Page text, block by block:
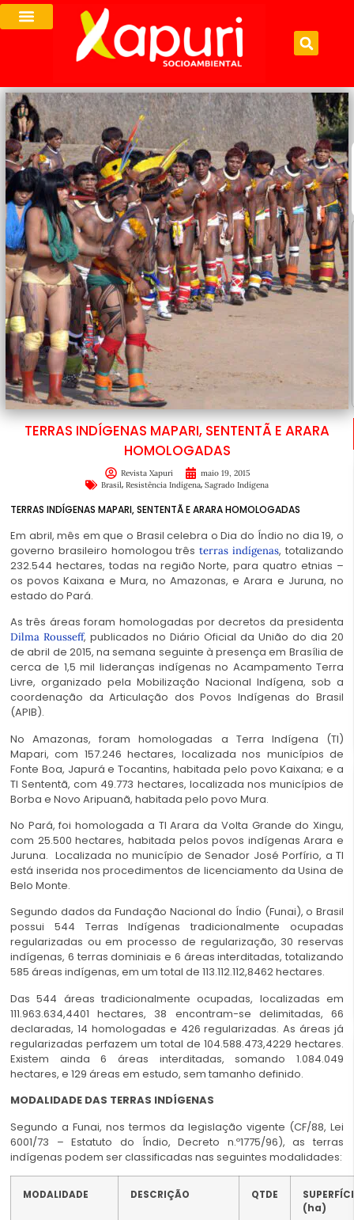
TERRAS INDÍGENAS MAPARI, SENTENTÃ E ARARA
HOMOLOGADAS
Revista Xapuri
maio 19, 2015
Brasil, Resistência Indígena, Sagrado Indígena
TERRAS INDÍGENAS MAPARI, SENTENTÃ E ARARA HOMOLOGADAS
Em abril, mês em que o Brasil celebra o Dia do Índio no dia 19, o
governo brasileiro homologou trêsterras indígenas, totalizando
232.544 hectares, todas na região Norte, para quatro etnias –
os povos Kaixana e Mura, no Amazonas, e Arara e Juruna, no
estado do Pará.
As três áreas foram homologadas por decretos da presidenta
Dilma Rousseff, publicados no Diário Oficial da União do dia 20
de abril de 2015, na semana seguinte à presença em Brasília de
cerca de 1,5 mil lideranças indígenas no Acampamento Terra
Livre, organizado pela Mobilização Nacional Indígena, sob a
coordenação da Articulação dos Povos Indígenas do Brasil
(APIB).
No Amazonas, foram homologadas a Terra Indígena (TI)
Mapari, com 157.246 hectares, localizada nos municípios de
Fonte Boa, Japurá e Tocantins, habitada pelo povo Kaixana; e a
TI Sententã, com 49.773 hectares, localizada nos municípios de
Borba e Novo Aripuanã, habitada pelo povo Mura.
No Pará, foi homologada a TI Arara da Volta Grande do Xingu,
com 25.500 hectares, habitada pelos povos indígenas Arara e
Juruna. Localizada no município de Senador José Porfírio, a TI
está inserida nos procedimentos de licenciamento da Usina de
Belo Monte.
Segundo dados da Fundação Nacional do Índio (Funai), o Brasil
possui 544 Terras Indígenas tradicionalmente ocupadas
regularizadas ou em processo de regularização, 30 reservas
indígenas, 6 terras dominiais e 6 áreas interditadas, totalizando
585 áreas indígenas, em um total de 113.112.112,8462 hectares.
Das 544 áreas tradicionalmente ocupadas, localizadas em
111.963.634,4401 hectares, 38 encontram-se delimitadas, 66
declaradas, 14 homologadas e 426 regularizadas. As áreas já
regularizadas perfazem um total de 104.588.473,4229 hectares.
Existem ainda 6 áreas interditadas, somando 1.084.049
hectares, e 129 áreas em estudo, sem tamanho definido.
MODALIDADE DAS TERRAS INDÍGENAS
Segundo a Funai, nos termos da legislação vigente (CF/88, Lei
6001/73 – Estatuto do Índio, Decreto n.º1775/96), as terras
indígenas podem ser classificadas nas seguintes modalidades:
MODALIDADE DESCRIÇÃO QTDE
(ha)